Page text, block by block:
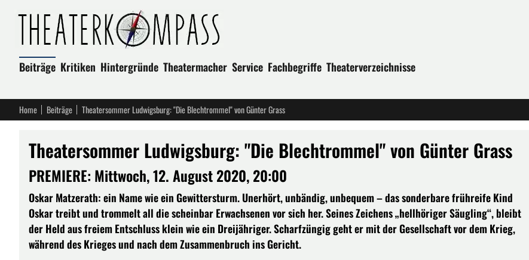
Beiträge Kritiken Hintergründe Theatermacher Service Fachbegriffe Theaterverzeichnisse
Home Beiträge Theatersommer Ludwigsburg: "Die Blechtrommel" von Günter Grass
Theatersommer Ludwigsburg: "Die Blechtrommel" von Günter Grass
PREMIERE: Mittwoch, 12. August 2020, 20:00
Oskar Matzerath: ein Name wie ein Gewittersturm. Unerhört, unbändig, unbequem – das sonderbare frühreife Kind
Oskar treibt und trommelt all die scheinbar Erwachsenen vor sich her. Seines Zeichens „hellhöriger Säugling“, bleibt
der Held aus freiem Entschluss klein wie ein Dreijähriger. Scharfzüngig geht er mit der Gesellschaft vor dem Krieg,
während des Krieges und nach dem Zusammenbruch ins Gericht.